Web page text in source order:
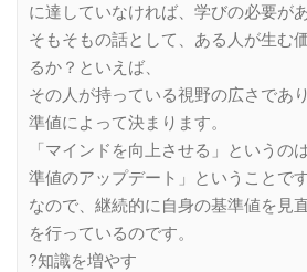
に達していなければ、学びの必要が
そもそもの話として、ある人が生む
るか？といえば、
その人が持っている視野の広さであ
準値によって決まります。
「マインドを向上させる」というの
準値のアップデート」ということです
なので、継続的に自身の基準値を見
を行っているのです。
?知識を増やす